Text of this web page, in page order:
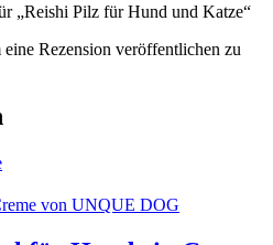
„Reishi Pilz für Hund und Katze“
eine Rezension veröffentlichen zu